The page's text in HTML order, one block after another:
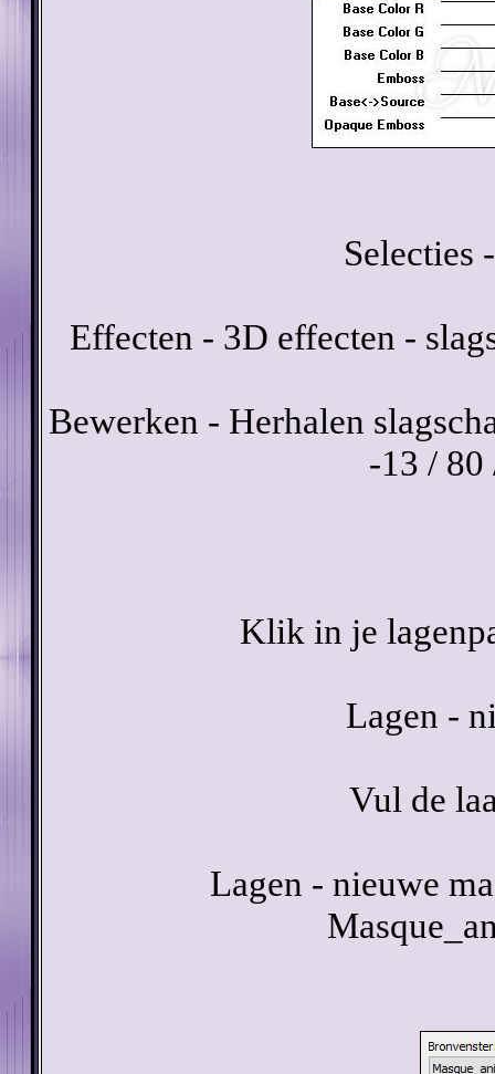
Selecties
Effecten - 3D effecten -
Bewerken - Herhalen
-13 /
Klik in je
Lagen -
Vul de
Lagen - nieuwe